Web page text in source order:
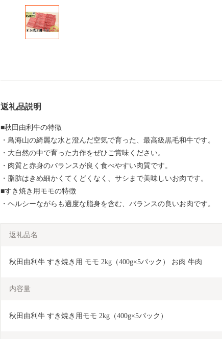
返礼品説明
■秋田由利牛の特徴
・鳥海山の綺麗な水と澄んだ空気で育った、最高級黒毛和牛です。
・大自然の中で育った力作をぜひご賞味ください。
・肉質と赤身のバランスが良く食べやすい肉質です。
・脂肪はきめ細かくてくどくなく、サシまで美味しいお肉です。
■すき焼き用モモの特徴
・ヘルシーながらも適度な脂身を含む、バランスの良いお肉です。
返礼品名
秋田由利牛 すき焼き用 モモ 2kg（400g×5パック） お肉 牛肉
内容量
秋田由利牛 すき焼き用モモ 2kg（400g×5パック）